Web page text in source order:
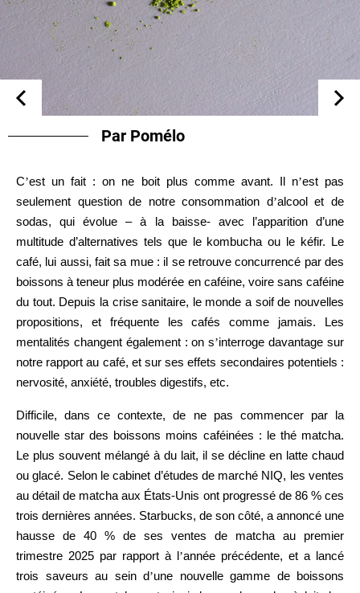
Par Pomélo
C’est un fait : on ne boit plus comme avant. Il n’est pas
seulement question de notre consommation d’alcool et de
sodas, qui évolue – à la baisse- avec l’apparition d’une
multitude d’alternatives tels que le kombucha ou le kéfir. Le
café, lui aussi, fait sa mue : il se retrouve concurrencé par des
boissons à teneur plus modérée en caféine, voire sans caféine
du tout. Depuis la crise sanitaire, le monde a soif de nouvelles
propositions, et fréquente les cafés comme jamais. Les
mentalités changent également : on s’interroge davantage sur
notre rapport au café, et sur ses effets secondaires potentiels :
nervosité, anxiété, troubles digestifs, etc.
Difficile, dans ce contexte, de ne pas commencer par la
nouvelle star des boissons moins caféinées : le thé matcha.
Le plus souvent mélangé à du lait, il se décline en latte chaud
ou glacé. Selon le cabinet d’études de marché NIQ, les ventes
au détail de matcha aux États-Unis ont progressé de 86 % ces
trois dernières années. Starbucks, de son côté, a annoncé une
hausse de 40 % de ses ventes de matcha au premier
trimestre 2025 par rapport à l’année précédente, et a lancé
trois saveurs au sein d’une nouvelle gamme de boissons